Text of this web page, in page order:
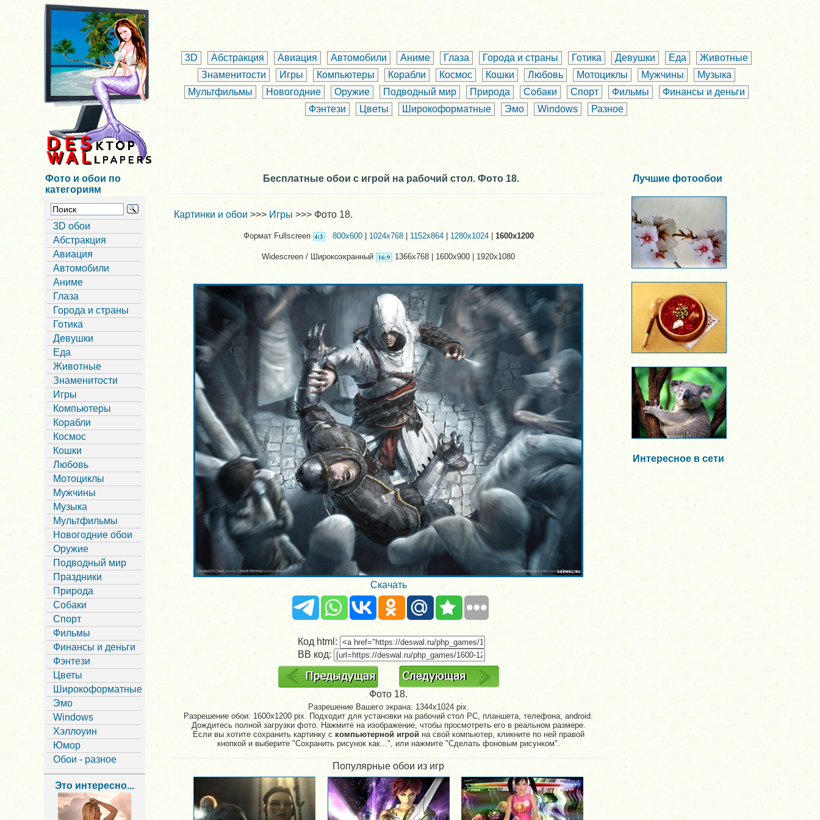
3D Абстракция Авиация Автомобили Аниме Глаза Города и страны Готика Девушки Еда
Животные
Знаменитости
Игры Компьютеры Корабли Космос Кошки Любовь Мотоциклы Мужчины
Музыка
Мультфильмы
Новогодние Оружие Подводный мир Природа Собаки Спорт Фильмы
Финансы и деньги
Фэнтези
Цветы Широкоформатные Эмо Windows Разное
Фото и обои по
категориям
3D обои
Абстракция
Авиация
Автомобили
Аниме
Глаза
Города и страны
Готика
Девушки
Еда
Животные
Знаменитости
Игры
Компьютеры
Корабли
Космос
Кошки
Любовь
Мотоциклы
Мужчины
Музыка
Мультфильмы
Новогодние обои
Оружие
Подводный мир
Праздники
Природа
Собаки
Спорт
Фильмы
Финансы и деньги
Фэнтези
Цветы
Широкоформатные
Эмо
Windows
Хэллоуин
Юмор
Обои - разное
Это интересно...
Бесплатные обои с игрой на рабочий стол. Фото 18.
Картинки и обои>>>Игры>>> Фото 18.
Формат Fullscreen 800x600|1024x768| 1152x864|1280x1024| 1600x1200
Widescreen / Широкоэкранный 1366x768 | 1600x900 | 1920x1080
Скачать
Код html:
BB код:
Фото 18.
Разрешение Вашего экрана: 1344x1024 pix.
Разрешение обои: 1600x1200 pix. Подходит для установки на рабочий стол PC, планшета, телефона, android.
Дождитесь полной загрузки фото. Нажмите на изображение, чтобы просмотреть его в реальном размере.
Если вы хотите сохранить картинку скомпьютерной игройна свой компьютер, кликните по ней правой
кнопкой и выберите "Сохранить рисунок как...", или нажмите "Сделать фоновым рисунком".
Популярные обои из игр
Лучшие фотообои
Интересное в сети